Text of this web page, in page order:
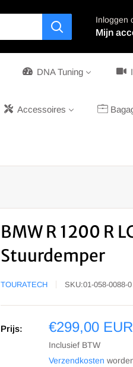
Inloggen
Mijn
DNA Tuning
Accessoires
BMW R 1200 R
Stuurdemper
TOURATECH SKU:01-058-0088-0
Prijs:
Sale
prijs
€299,00 EUR
Inclusief BTW
Verzendkosten